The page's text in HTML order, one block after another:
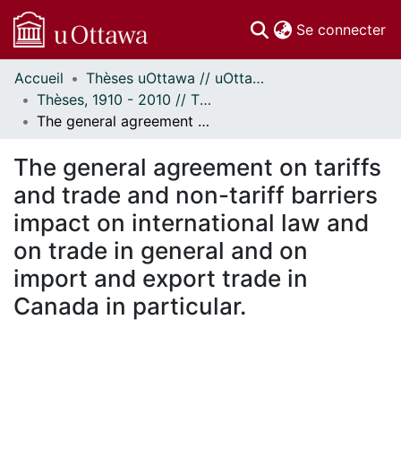
Se connecter
Communautés
et collections
Parcourir
À propos
Accueil
Thèses uOttawa // uOttawa Theses
Thèses, 1910 - 2010 // Theses, 1910 - 2010
The general agreement on tariffs and trade and non-tariff barriers impact on international law and on trade in general and on import and export trade in Canada in particular.
The general agreement on tariffs
and trade and non-tariff barriers
impact on international law and
on trade in general and on
import and export trade in
Canada in particular.